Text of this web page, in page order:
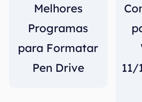
Melhores
Programas
para Formatar
Pen Drive